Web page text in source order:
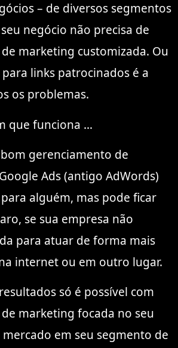
– de diversos segmentos
negócio não precisa de
marketing customizada. Ou
links patrocinados é a
os problemas.
que funciona …
gerenciamento de
Ads (antigo AdWords)
alguém, mas pode ficar
se sua empresa não
para atuar de forma mais
internet ou em outro lugar.
só é possível com
marketing focada no seu
em seu segmento de